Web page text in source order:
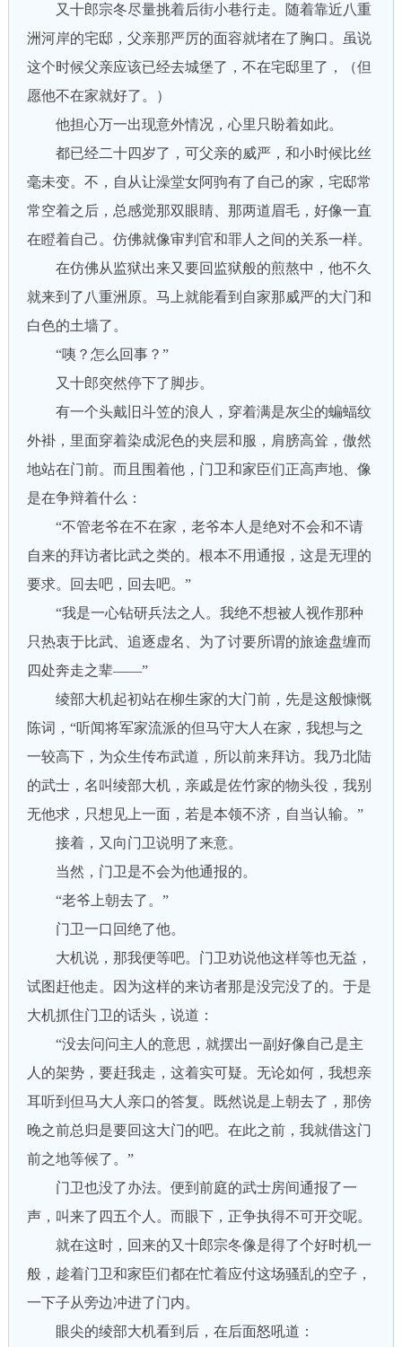
又十郎宗冬尽量挑着后街小巷行走。随着靠近八重
洲河岸的宅邸，父亲那严厉的面容就堵在了胸口。虽说
这个时候父亲应该已经去城堡了，不在宅邸里了，（但
愿他不在家就好了。）
他担心万一出现意外情况，心里只盼着如此。
都已经二十四岁了，可父亲的威严，和小时候比丝
毫未变。不，自从让澡堂女阿驹有了自己的家，宅邸常
常空着之后，总感觉那双眼睛、那两道眉毛，好像一直
在瞪着自己。仿佛就像审判官和罪人之间的关系一样。
在仿佛从监狱出来又要回监狱般的煎熬中，他不久
就来到了八重洲原。马上就能看到自家那威严的大门和
白色的土墙了。
“咦？怎么回事？”
又十郎突然停下了脚步。
有一个头戴旧斗笠的浪人，穿着满是灰尘的蝙蝠纹
外褂，里面穿着染成泥色的夹层和服，肩膀高耸，傲然
地站在门前。而且围着他，门卫和家臣们正高声地、像
是在争辩着什么：
“不管老爷在不在家，老爷本人是绝对不会和不请
自来的拜访者比武之类的。根本不用通报，这是无理的
要求。回去吧，回去吧。”
“我是一心钻研兵法之人。我绝不想被人视作那种
只热衷于比武、追逐虚名、为了讨要所谓的旅途盘缠而
四处奔走之辈——”
绫部大机起初站在柳生家的大门前，先是这般慷慨
陈词，“听闻将军家流派的但马守大人在家，我想与之
一较高下，为众生传布武道，所以前来拜访。我乃北陆
的武士，名叫绫部大机，亲戚是佐竹家的物头役，我别
无他求，只想见上一面，若是本领不济，自当认输。”
接着，又向门卫说明了来意。
当然，门卫是不会为他通报的。
“老爷上朝去了。”
门卫一口回绝了他。
大机说，那我便等吧。门卫劝说他这样等也无益，
试图赶他走。因为这样的来访者那是没完没了的。于是
大机抓住门卫的话头，说道：
“没去问问主人的意思，就摆出一副好像自己是主
人的架势，要赶我走，这着实可疑。无论如何，我想亲
耳听到但马大人亲口的答复。既然说是上朝去了，那傍
晚之前总归是要回这大门的吧。在此之前，我就借这门
前之地等候了。”
门卫也没了办法。便到前庭的武士房间通报了一
声，叫来了四五个人。而眼下，正争执得不可开交呢。
就在这时，回来的又十郎宗冬像是得了个好时机一
般，趁着门卫和家臣们都在忙着应付这场骚乱的空子，
一下子从旁边冲进了门内。
眼尖的绫部大机看到后，在后面怒吼道：